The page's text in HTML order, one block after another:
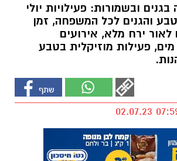
ובשמורות: פעילויות יולי
והגנים לכל המשפחה, זמן
לאור ירח מלא, אירועים
פעילות מוזיקלית בטבע
והגנים